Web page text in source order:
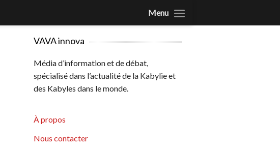
VAVA innova
Média d’information et de débat,
spécialisé dans l’actualité de la Kabylie et
des Kabyles dans le monde.
À propos
Nous contacter
Menu